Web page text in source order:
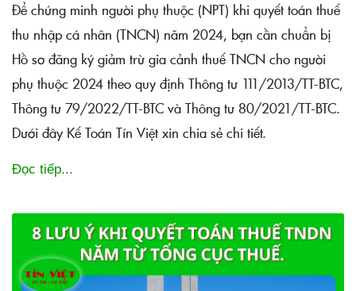
Để chứng minh người phụ thuộc (NPT) khi quyết toán thuế
thu nhập cá nhân (TNCN) năm 2024, bạn cần chuẩn bị
Hồ sơ đăng ký giảm trừ gia cảnh thuế TNCN cho người
phụ thuộc 2024 theo quy định Thông tư 111/2013/TT-BTC,
Thông tư 79/2022/TT-BTC và Thông tư 80/2021/TT-BTC.
Dưới đây Kế Toán Tín Việt xin chia sẻ chi tiết.
Đọc tiếp...